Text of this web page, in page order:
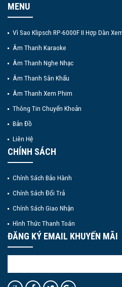
MENU
Vì Sao Klipsch RP-6000F II Hợp Dàn
Âm Thanh Karaoke
Âm Thanh Nghe Nhạc
Âm Thanh Sân Khấu
Âm Thanh Xem Phim
Thông Tin Chuyển Khoản
Bản Đồ
Liên Hệ
CHÍNH SÁCH
Chính Sách Bảo Hành
Chính Sách Đổi Trả
Chính Sách Giao Nhận
Hình Thức Thanh Toán
ĐĂNG KÝ EMAIL KHUYẾN MÃI